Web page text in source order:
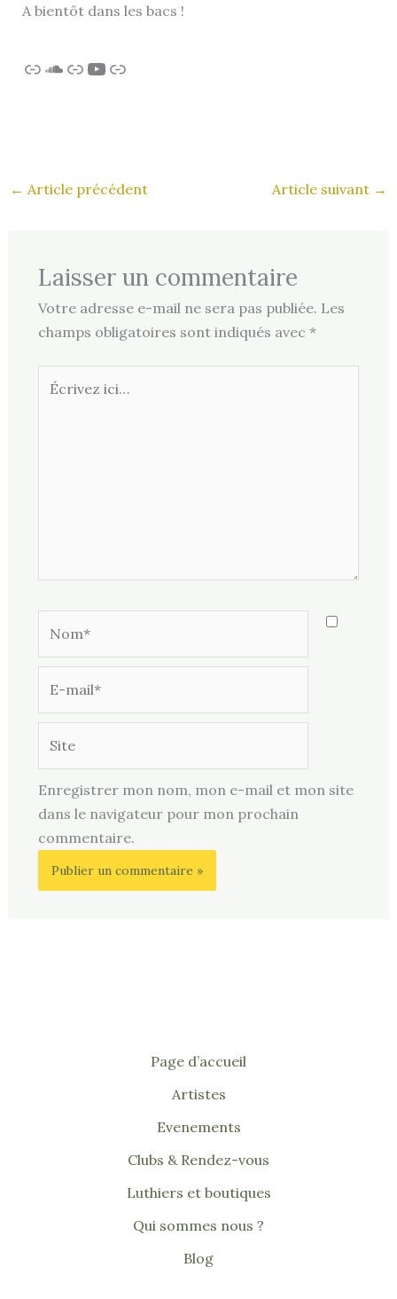
A bientôt dans les bacs !
LienSoundCloud
LienYouTube
Lien
← Article précédent Article suivant →
Laisser un commentaire
Votre adresse e-mail ne sera pas publiée. Les
champs obligatoires sont indiqués avec *
ici…
mail*
Enregistrer mon nom, mon e-mail et mon site
dans le navigateur pour mon prochain
commentaire.
Page d’accueil
Artistes
Evenements
Clubs & Rendez-vous
Luthiers et boutiques
Qui sommes nous ?
Blog